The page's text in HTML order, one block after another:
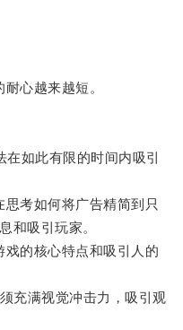
心越来越短。
如此有限的时间内吸引
考如何将广告精简到只
和吸引玩家。
的核心特点和吸引人的
满视觉冲击力，吸引观